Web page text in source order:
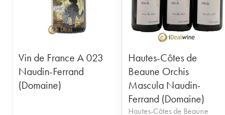
Vin de France A 023
Naudin-Ferrand
(Domaine)
Hautes-Côtes de
Beaune Orchis
Mascula Naudin-
Ferrand (Domaine)
Hautes-Côtes de Beaune